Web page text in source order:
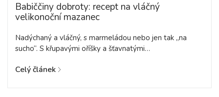
Babiččiny dobroty: recept na vláčný
velikonoční mazanec
Nadýchaný a vláčný, s marmeládou nebo jen tak „na
sucho“. S křupavými oříšky a šťavnatými…
Celý článek